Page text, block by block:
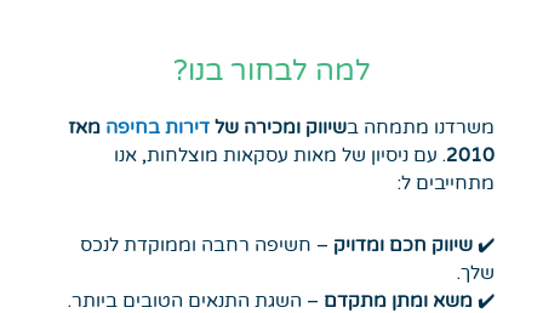
למה לבחור בנו?
משרדנו מתמחה בשיווק ומכירה של דירות בחיפה מאז
2010. עם ניסיון של מאות עסקאות מוצלחות, אנו
מתחייבים ל:
✔️ שיווק חכם ומדויק – חשיפה רחבה וממוקדת לנכס
שלך.
✔️ משא ומתן מתקדם – השגת התנאים הטובים ביותר.